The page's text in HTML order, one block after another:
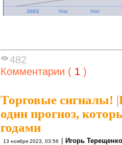
482
Комментарии ( 1 )
Торговые сигналы! |
один прогноз,
годами
13 ноября 2023, 03:56 Игорь